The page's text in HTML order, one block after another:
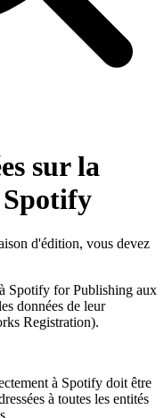
sur la
d'édition, vous devez
Spotify for Publishing aux
données de leur
Registration).
à Spotify doit être
à toutes les entités